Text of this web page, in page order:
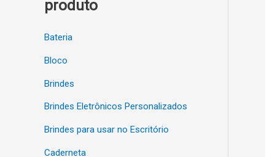
produto
Bateria
Bloco
Brindes
Brindes Eletrônicos Personalizados
Brindes para usar no Escritório
Caderneta